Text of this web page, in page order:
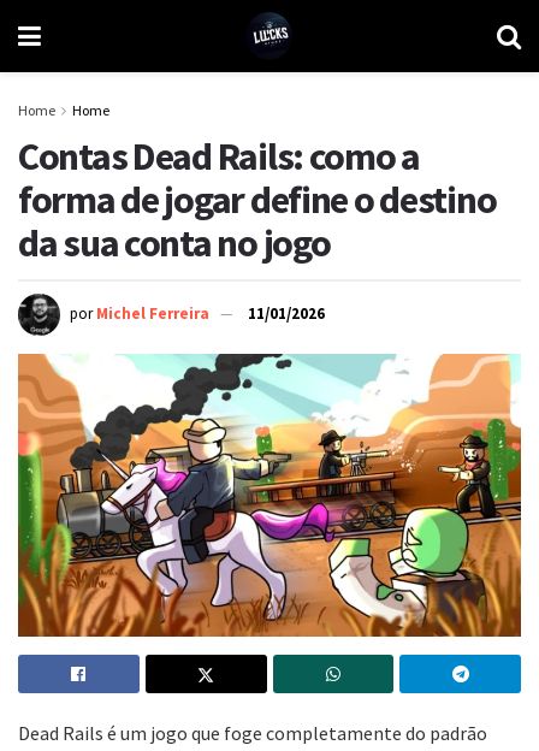
Home Home
Contas Dead Rails: como a
forma de jogar define o destino
da sua conta no jogo
por Michel Ferreira 11/01/2026
Dead Rails é um jogo que foge completamente do padrão